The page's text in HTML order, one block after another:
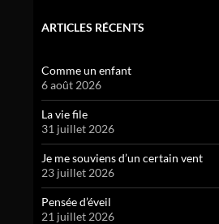
ARTICLES RÉCENTS
Comme un enfant
6 août 2026
La vie file
31 juillet 2026
Je me souviens d’un certain vent
23 juillet 2026
Pensée d’éveil
21 juillet 2026